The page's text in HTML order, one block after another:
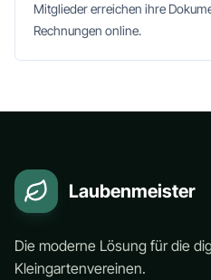
Mitglieder erreichen ihre
Rechnungen online.
Laubenmeister
Die moderne Lösung für die
Kleingartenvereinen.